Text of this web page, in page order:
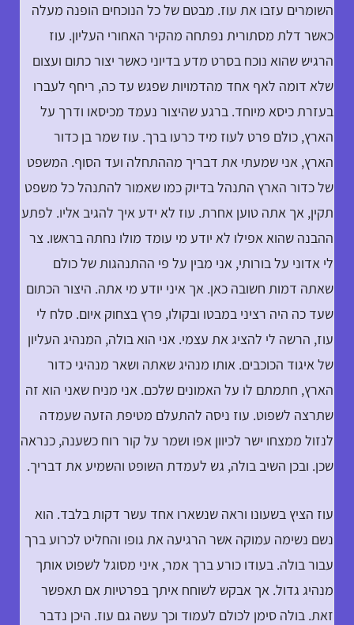
השומרים עזבו את עוז. מבטם של כל הנוכחים הופנה מעלה
כאשר דלת מסתורית נפתחה מהקיר האחורי העליון. עוז
הרגיש שהוא נוכח בסרט מדע בדיוני כאשר יצור כתום ועצום
שלא דומה לאף אחד מהדמויות שפגש עד כה, ריחף לעברו
בעזרת כיסא מיוחד. ברגע שהיצור נעמד מכיסאו ודרך על
הארץ, כולם פרט לעוז מיד כרעו ברך. עוז שמר בן כדור
הארץ, אני שמעתי את דבריך מההתחלה ועד הסוף. המשפט
של כדור הארץ התנהל בדיוק כמו שאמור להתנהל כל משפט
תקין, אך אתה טוען אחרת. עוז לא ידע איך להגיב אליו. לפתע
ההבנה שהוא אפילו לא יודע מי עומד מולו נחתה בראשו. צר
לי אדוני על בורותי, אני מבין על פי ההתנהגות של כולם
שאתה דמות חשובה כאן. אך איני יודע מי אתה. היצור הכתום
שעד כה היה רציני במבטו ובקולו, פרץ בצחוק איום. סלח לי
עוז, הרשה לי להציג את עצמי. אני הוא בולה, המנהיג העליון
של איגוד הכוכבים. אותו מנהיג שאתה ושאר מנהיגי כדור
הארץ, חתמתם לו על האמונים שלכם. אני מניח שאני הוא זה
שתרצה לשפוט. עוז ניסה להתעלם מטיפת הזעה שעמדה
לנזול ממצחו ישר לכיוון אפו ושמר על קור רוח כשענה, כנראה
שכן. ובכן השיב בולה, גש לעמדת השופט והשמיע את דבריך.
עוז הציץ בשעונו וראה שנשארו אחד עשר דקות בלבד. הוא
נשם נשימה עמוקה אשר הרגיעה את גופו והחליט לכרוע ברך
עבור בולה. בעודו כורע ברך אמר, איני מסוגל לשפוט אותך
מנהיג גדול. אך אבקש לשוחח איתך בפרטיות אם תאפשר
זאת. בולה סימן לכולם לעמוד וכך עשה גם עוז. היכן נדבר